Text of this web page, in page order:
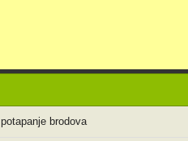
potapanje brodova